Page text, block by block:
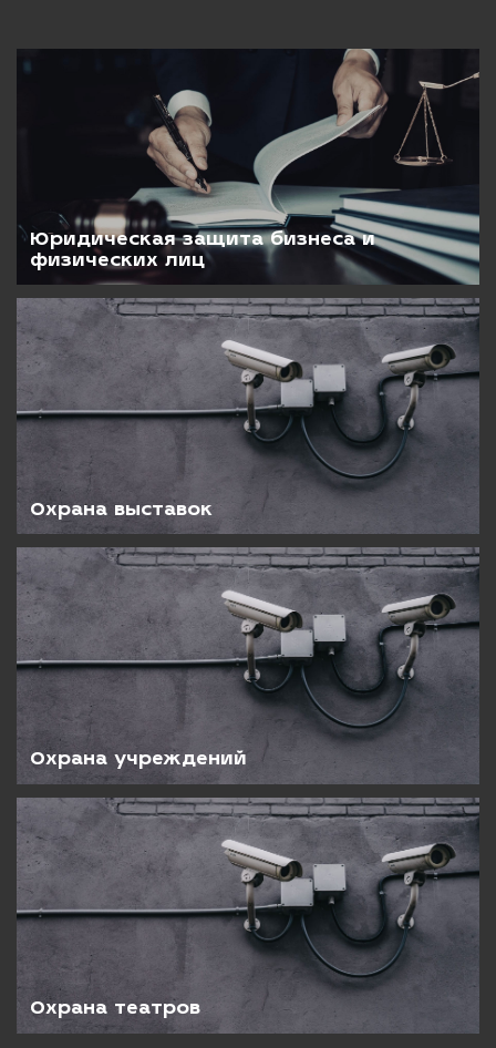
Юридическая защита бизнеса и
физических лиц
Охрана выставок
Охрана учреждений
Охрана театров